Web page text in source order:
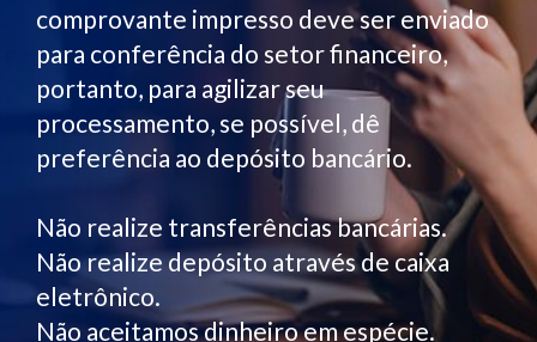
comprovante impresso deve ser enviado
para conferência do setor financeiro,
portanto, para agilizar seu
processamento, se possível, dê
preferência ao depósito bancário.
Não realize transferências bancárias.
Não realize depósito através de caixa
eletrônico.
Não aceitamos dinheiro em espécie.